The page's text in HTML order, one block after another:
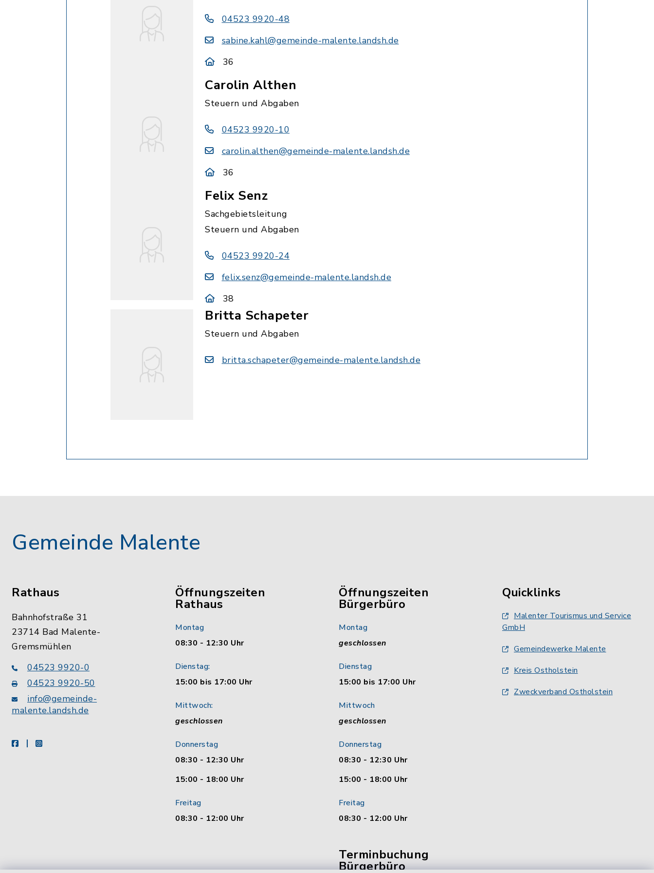
04523 9920-48
sabine.kahl@gemeinde-malente.landsh.de
36
Carolin Althen
Steuern und Abgaben
04523 9920-10
carolin.althen@gemeinde-malente.landsh.de
36
Felix Senz
Sachgebietsleitung
Steuern und Abgaben
04523 9920-24
felix.senz@gemeinde-malente.landsh.de
38
Britta Schapeter
Steuern und Abgaben
britta.schapeter@gemeinde-malente.landsh.de
Gemeinde Malente
Rathaus
Bahnhofstraße 31
23714 Bad Malente-
Gremsmühlen
04523 9920-0
04523 9920-50
info@gemeinde-
malente.landsh.de
facebookinstagram
Öffnungszeiten
Rathaus
Montag
08:30 - 12:30 Uhr
Dienstag:
15:00 bis 17:00 Uhr
Mittwoch:
geschlossen
Donnerstag
08:30 - 12:30 Uhr
15:00 - 18:00 Uhr
Freitag
08:30 - 12:00 Uhr
Öffnungszeiten
Bürgerbüro
Montag
geschlossen
Dienstag
15:00 bis 17:00 Uhr
Mittwoch
geschlossen
Donnerstag
08:30 - 12:30 Uhr
15:00 - 18:00 Uhr
Freitag
08:30 - 12:00 Uhr
Terminbuchung
Bürgerbüro
Quicklinks
Malenter Tourismus und Service
GmbH
Gemeindewerke Malente
Kreis Ostholstein
Zweckverband Ostholstein